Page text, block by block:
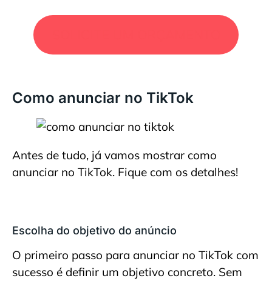
Como anunciar no TikTok
Antes de tudo, já vamos mostrar como
anunciar no TikTok. Fique com os detalhes!
Escolha do objetivo do anúncio
O primeiro passo para anunciar no TikTok com
sucesso é definir um objetivo concreto. Sem